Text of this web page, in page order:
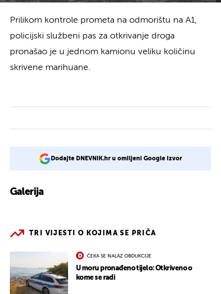
Prilikom kontrole prometa na odmorištu na A1,
policijski službeni pas za otkrivanje droga
pronašao je u jednom kamionu veliku količinu
skrivene marihuane.
Dodajte DNEVNIK.hr u omiljeni Google izvor
Galerija
TRI VIJESTI O KOJIMA SE PRIČA
ČEKA SE NALAZ OBDUKCIJE
U moru pronađeno tijelo: Otkriveno o
kome se radi